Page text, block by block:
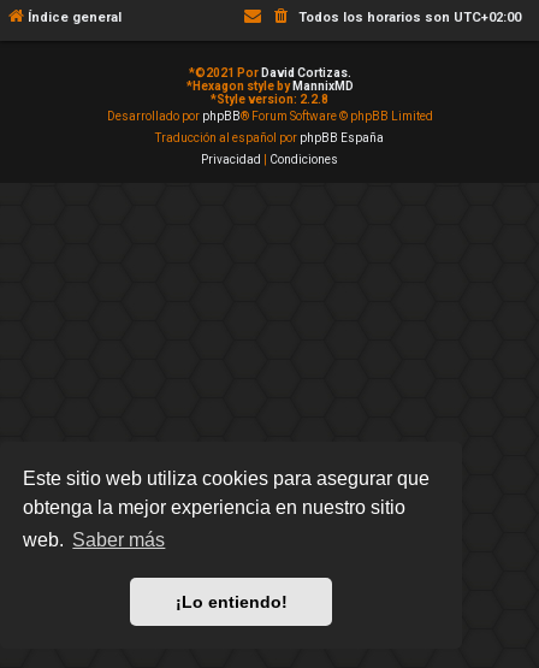
Este sitio web utiliza cookies para asegurar que
obtenga la mejor experiencia en nuestro sitio
web. Saber más
¡Lo entiendo!
Índice general Todos los horarios son UTC+02:00
*©2021 Por David Cortizas.
*Hexagon style by MannixMD
*Style version: 2.2.8
Desarrollado por phpBB® Forum Software © phpBB Limited
Traducción al español por phpBB España
Privacidad
Condiciones